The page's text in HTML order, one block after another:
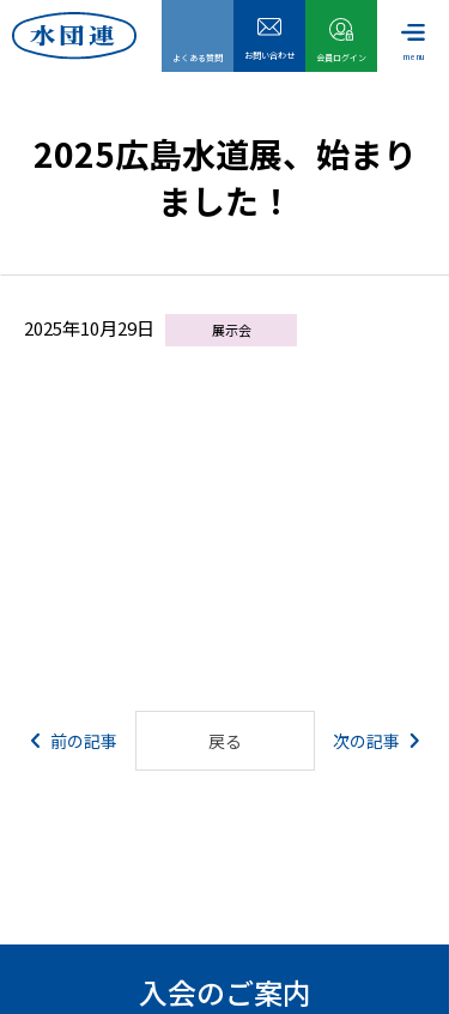
よくある質問 お問い合わせ 会員ログイン menu
2025広島水道展、始まり
ました！
2025年10月29日 展示会
前の記事 戻る 次の記事
入会のご案内